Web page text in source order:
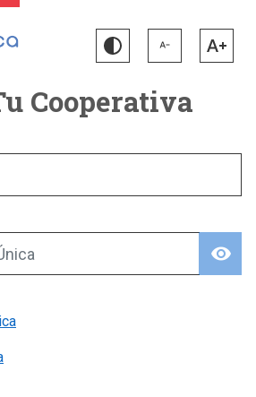
Cooperativa
visibility